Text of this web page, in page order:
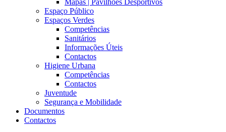
Espaço Público
Espaços Verdes
Competências
Sanitários
Informações Úteis
Contactos
Higiene Urbana
Competências
Contactos
Juventude
Segurança e Mobilidade
Documentos
Contactos